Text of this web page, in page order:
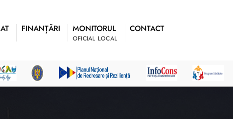
FINANȚĂRI MONITORUL
OFICIAL LOCAL
CONTACT